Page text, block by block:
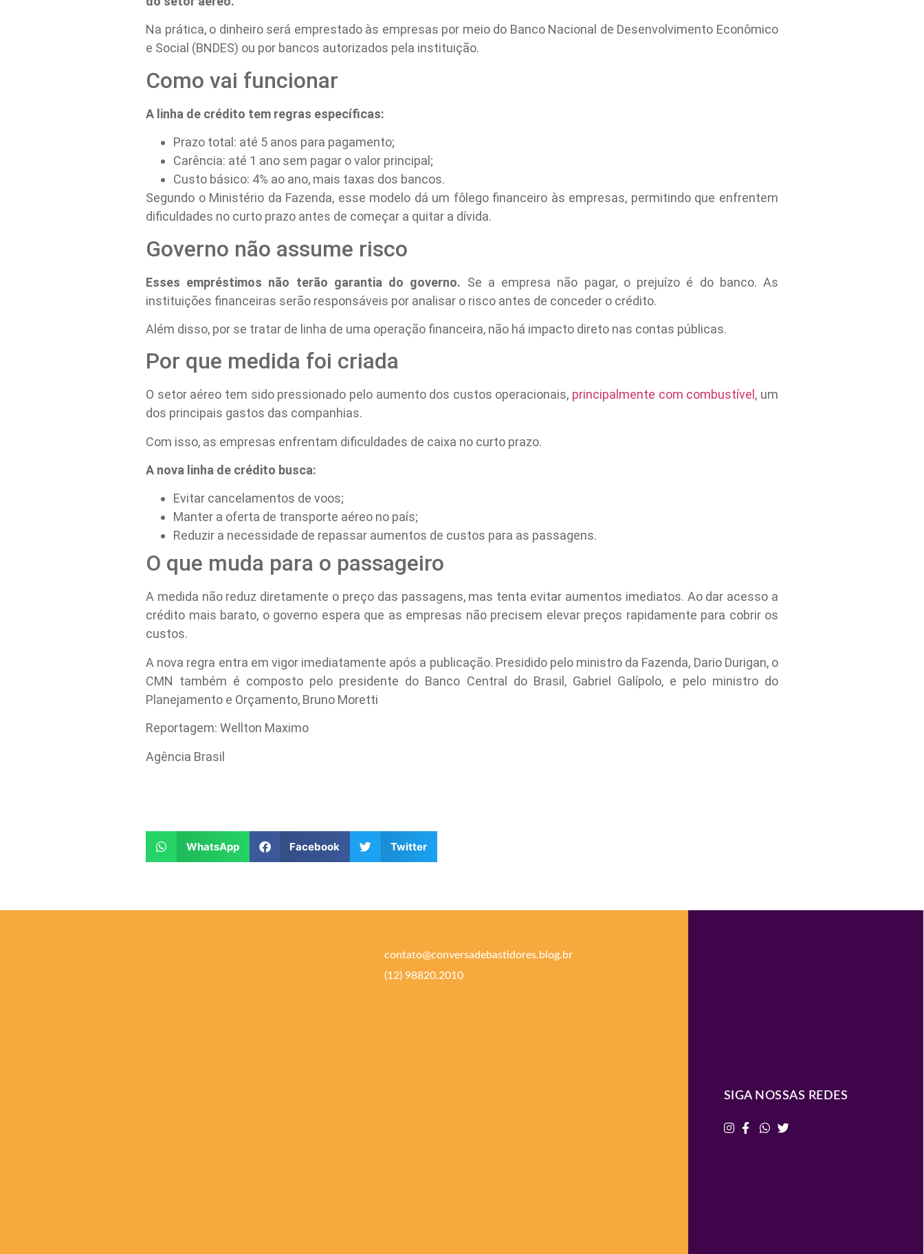
Na prática, o dinheiro será emprestado às empresas por meio do Banco Nacional de Desenvolvimento Econômico
e Social (BNDES) ou por bancos autorizados pela instituição.
Como vai funcionar
A linha de crédito tem regras específicas:
Prazo total: até 5 anos para pagamento;
Carência: até 1 ano sem pagar o valor principal;
Custo básico: 4% ao ano, mais taxas dos bancos.
Segundo o Ministério da Fazenda, esse modelo dá um fôlego financeiro às empresas, permitindo que enfrentem
dificuldades no curto prazo antes de começar a quitar a dívida.
Governo não assume risco
Esses empréstimos não terão garantia do governo. Se a empresa não pagar, o prejuízo é do banco. As
instituições financeiras serão responsáveis por analisar o risco antes de conceder o crédito.
Além disso, por se tratar de linha de uma operação financeira, não há impacto direto nas contas públicas.
Por que medida foi criada
O setor aéreo tem sido pressionado pelo aumento dos custos operacionais, principalmente com combustível , um
dos principais gastos das companhias.
Com isso, as empresas enfrentam dificuldades de caixa no curto prazo.
A nova linha de crédito busca:
Evitar cancelamentos de voos;
Manter a oferta de transporte aéreo no país;
Reduzir a necessidade de repassar aumentos de custos para as passagens.
O que muda para o passageiro
A medida não reduz diretamente o preço das passagens, mas tenta evitar aumentos imediatos. Ao dar acesso a
crédito mais barato, o governo espera que as empresas não precisem elevar preços rapidamente para cobrir os
custos.
A nova regra entra em vigor imediatamente após a publicação. Presidido pelo ministro da Fazenda, Dario Durigan, o
CMN também é composto pelo presidente do Banco Central do Brasil, Gabriel Galípolo, e pelo ministro do
Planejamento e Orçamento, Bruno Moretti
Reportagem: Wellton Maximo
Agência Brasil
WhatsApp Facebook Twitter
contato@conversadebastidores.blog.br
(12) 98820.2010
SIGA NOSSAS REDES